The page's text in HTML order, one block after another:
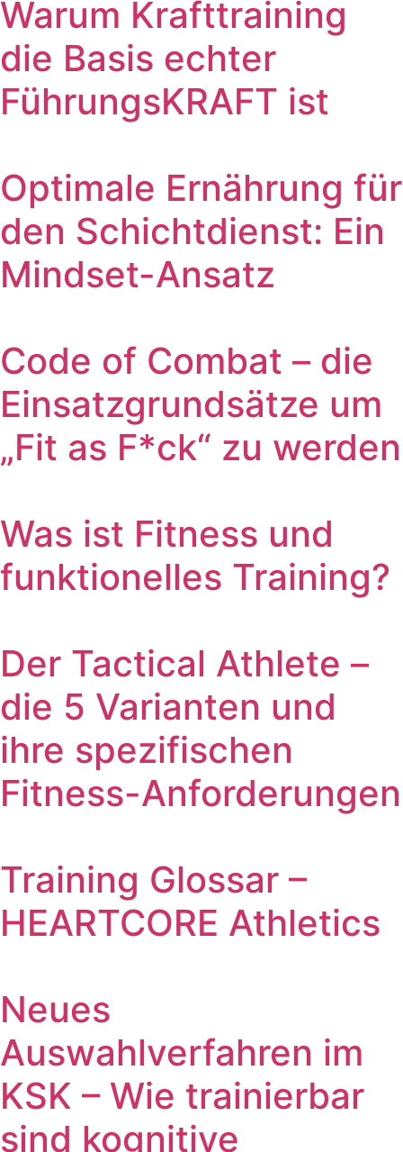
Warum Krafttraining
die Basis echter
FührungsKRAFT ist
Optimale Ernährung für
den Schichtdienst: Ein
Mindset-Ansatz
Code of Combat – die
Einsatzgrundsätze um
„Fit as F*ck“ zu werden
Was ist Fitness und
funktionelles Training?
Der Tactical Athlete –
die 5 Varianten und
ihre spezifischen
Fitness-Anforderungen
Training Glossar –
HEARTCORE Athletics
Neues
Auswahlverfahren im
KSK – Wie trainierbar
sind kognitive